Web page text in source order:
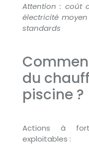
Attention : coût
électricité
standards
du
piscine ?
Actions à fort
exploitables :